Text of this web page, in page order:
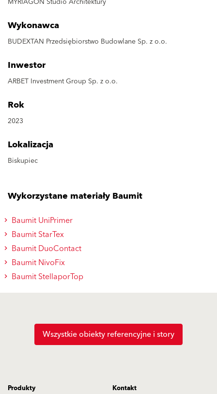
Wykonawca
BUDEXTAN Przedsiębiorstwo Budowlane Sp. z o.o.
Inwestor
ARBET Investment Group Sp. z o.o.
Rok
2023
Lokalizacja
Biskupiec
Wykorzystane materiały Baumit
Baumit UniPrimer
Baumit StarTex
Baumit DuoContact
Baumit NivoFix
Baumit StellaporTop
Wszystkie obiekty referencyjne i story
Produkty
Kontakt